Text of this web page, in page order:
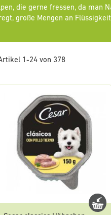
die gerne fressen, da
große Mengen an
1-24 von 378